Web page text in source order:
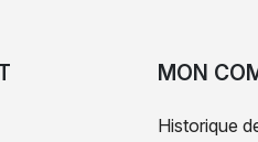
MON
Historique